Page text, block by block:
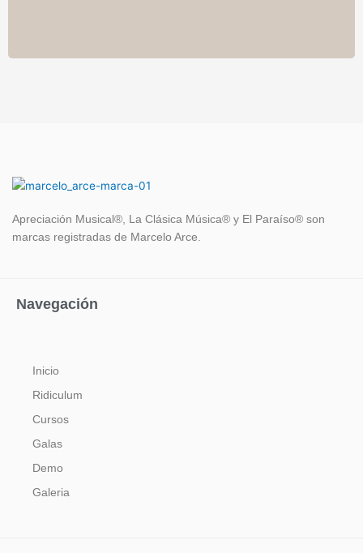
Apreciación Musical®, La Clásica Música® y El Paraíso® son
marcas registradas de Marcelo Arce.
Navegación
Inicio
Ridiculum
Cursos
Galas
Demo
Galeria